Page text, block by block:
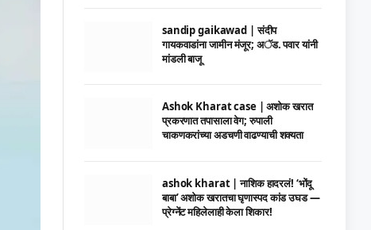
sandip gaikawad | संदीप
गायकवाडांना जामीन मंजूर; अॅड. पवार यांनी
मांडली बाजू
Ashok Kharat case | अशोक खरात
प्रकरणात तपासाला वेग; रुपाली
चाकणकरांच्या अडचणी वाढण्याची शक्यता
ashok kharat | नाशिक हादरलं! ‘भोंदू
बाबा’ अशोक खरातचा घृणास्पद कांड उघड —
प्रेग्नेंट महिलेलाही केला शिकार!